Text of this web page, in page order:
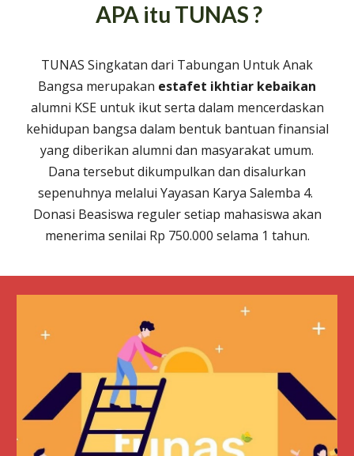
APA itu TUNAS ?
TUNAS Singkatan dari Tabungan Untuk Anak
Bangsa merupakan estafet ikhtiar kebaikan
alumni KSE untuk ikut serta dalam mencerdaskan
kehidupan bangsa dalam bentuk bantuan finansial
yang diberikan alumni dan masyarakat umum.
Dana tersebut dikumpulkan dan disalurkan
sepenuhnya melalui Yayasan Karya Salemba 4.
Donasi Beasiswa reguler setiap mahasiswa akan
menerima senilai Rp 750.000 selama 1 tahun.